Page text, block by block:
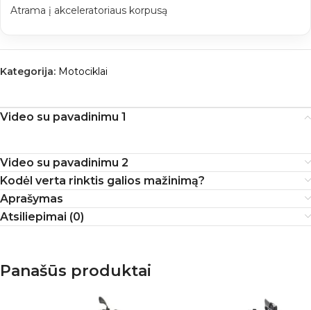
Atrama į akceleratoriaus korpusą
Kategorija: Motociklai
Video su pavadinimu 1
Video su pavadinimu 2
Kodėl verta rinktis galios mažinimą?
Aprašymas
Atsiliepimai (0)
Panašūs produktai